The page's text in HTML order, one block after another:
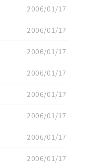
2006/01/17
2006/01/17
2006/01/17
2006/01/17
2006/01/17
2006/01/17
2006/01/17
2006/01/17